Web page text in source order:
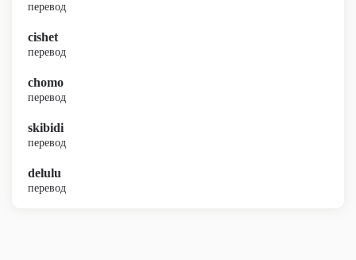
перевод
cishet
перевод
chomo
перевод
skibidi
перевод
delulu
перевод